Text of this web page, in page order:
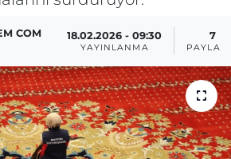
COM 18.02.2026 - 09:30
YAYINLANMA
7